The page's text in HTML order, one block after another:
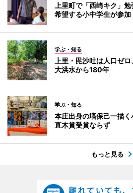
上里町で「西崎キク」
希望する小中学生が参加
学ぶ・知る
上里・毘沙吐は人口ゼ
大洪水から180年
学ぶ・知る
本庄出身の塙保己一描く
直木賞受賞ならず
もっと見る